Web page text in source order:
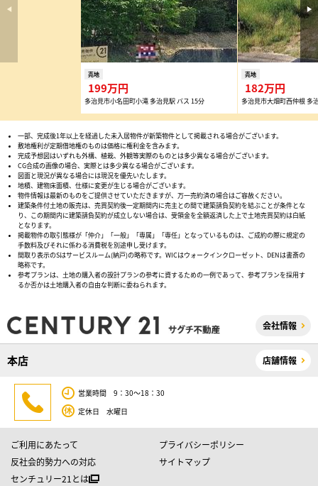
売地
199万円
多治見市小名田町小滝 多治見駅 バス 15分
売地
182万円
多治見市大畑町西仲根 多
一部、完成後1年以上を経過した未入居物件が新築物件として掲載される場合がございます。
敷地権利が定期借地権のものは価格に権利金を含みます。
完成予想図はいずれも外構、植栽、外観等実際のものとは多少異なる場合がございます。
CG合成の画像の場合、実際とは多少異なる場合がございます。
図面と現況が異なる場合には現況を優先いたします。
地積、建物床面積、仕様に変更が生じる場合がございます。
物件情報は最新のものをご提供させていただきますが、万一売約済の場合はご容赦ください。
建築条件付土地の販売は、売買契約後一定期間内に売主との間で建築請負契約を結ぶことが条件とな
り、この期間内に建築請負契約が成立しない場合は、受領金を全額返済した上で土地売買契約は白紙
となります。
掲載物件の取引態様が「仲介」「一般」「専属」「専任」となっているものは、ご成約の際に規定の
手数料及びそれに係わる消費税を別途申し受けます。
間取り表示のSはサービスルーム(納戸)の略称です。WICはウォークインクローゼット、DENは書斎の
略称です。
参考プランは、土地の購入者の設計プランの参考に資するための一例であって、参考プランを採用す
るか否かは土地購入者の自由な判断に委ねられます。
会社情報
本店 店舗情報
営業時間 9：30～18：30
定休日 水曜日
ご利用にあたって
プライバシーポリシー
反社会的勢力への対応
サイトマップ
センチュリー21とは